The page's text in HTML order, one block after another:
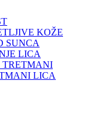
KOŽE
SUNCA
LICA
TRETMANI
LICA